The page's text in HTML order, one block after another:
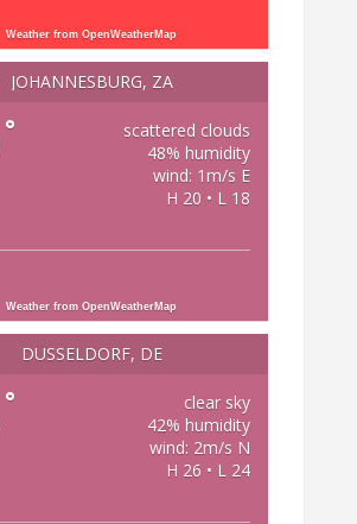
Weather from OpenWeatherMap
JOHANNESBURG, ZA
°
scattered clouds
48% humidity
wind: 1m/s E
H 20 • L 18
Weather from OpenWeatherMap
DÜSSELDORF, DE
°
clear sky
42% humidity
wind: 2m/s N
H 26 • L 24